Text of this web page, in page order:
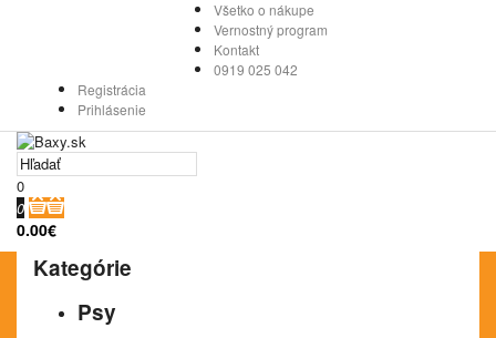
Všetko o nákupe
Vernostný program
Kontakt
0919 025 042
Registrácia
Prihlásenie
0
0
0.00€
Kategórie
Psy